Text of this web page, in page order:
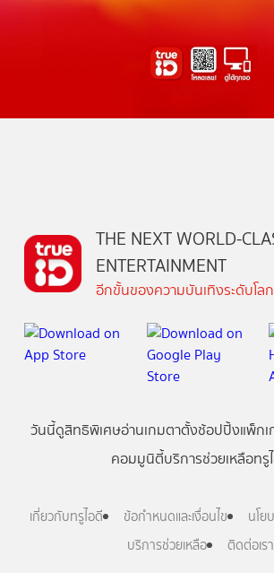
THE NEXT WORLD-
ENTERTAINMENT
อีกขั้นของความบันเทิงระดับโล
วันนี้ดูสิทธิพิเศษอ่านเกมตาตั้งช้อปปิ้งแพ็กเ
คอมมูนิตี้บริการช่วยเหลือทรู
เกี่ยวกับทรูไอดี ข้อกำหนดและเงื่อนไข
นโย
บริการช่วยเหลือ
ติดต่อเรา